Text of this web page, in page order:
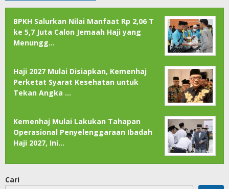
BPKH Salurkan Nilai Manfaat Rp 2,06 T
ke 5,7 Juta Calon Jemaah Haji yang
Menungg…
Haji 2027 Mulai Disiapkan, Kemenhaj
Perketat Syarat Kesehatan untuk
Tekan Angka …
Kemenhaj Mulai Lakukan Tahapan
Operasional Penyelenggaraan Ibadah
Haji 2027, Ini…
Cari